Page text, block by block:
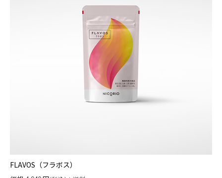
FLAVOS（フラボス）